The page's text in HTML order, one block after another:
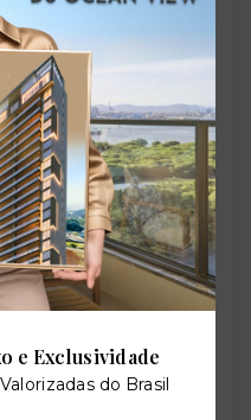
e Exclusividade
do Brasil